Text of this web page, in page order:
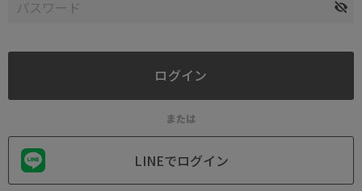
または
LINEでログイン